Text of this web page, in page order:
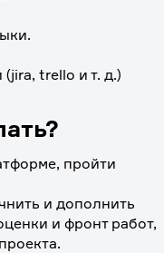
trello и т. д.)
пройти
и дополнить
и фронт работ,